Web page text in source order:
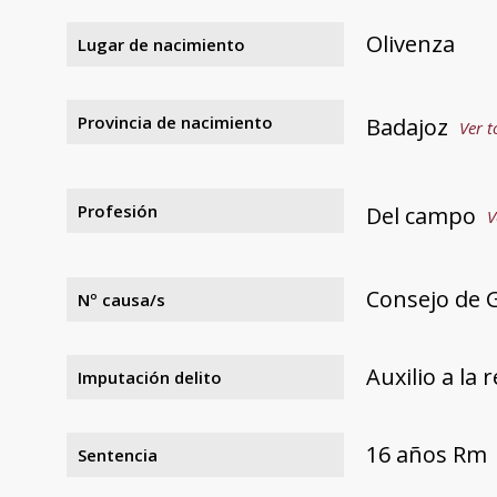
Lugar de nacimiento Olivenza
Provincia de nacimiento Badajoz Ver
Profesión Del campo
Nº causa/s Consejo de
Imputación delito Auxilio a la
Sentencia 16 años Rm